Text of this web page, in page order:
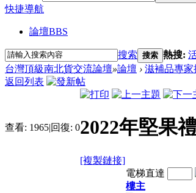
快捷導航
論壇BBS
搜索 搜索 熱搜:
台灣頂級南北貨交流論壇»論壇 › 滋補品專家
返回列表
查看: 1965|回復: 02022年堅果
[複製鏈接]
電梯直達
樓主